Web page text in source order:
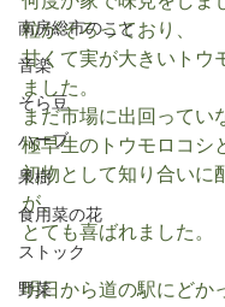
南房総市のこと
音楽
そら豆
ハーブ
果樹
食用菜の花
ストック
野菜
粒がそろっており、
甘くて実が大きいトウ
ました。
まだ市場に出回ってい
極早生のトウモロコシ
初物として知り合いに
が、
とても喜ばれました。
明日から道の駅にどか